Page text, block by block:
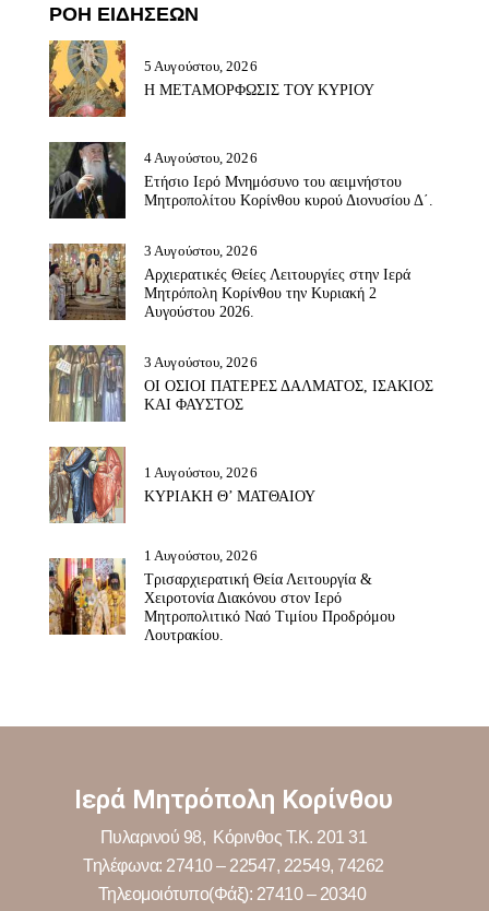
ΡΟΗ ΕΙΔΗΣΕΩΝ
5 Αυγούστου, 2026
Η ΜΕΤΑΜΟΡΦΩΣΙΣ ΤΟΥ ΚΥΡΙΟΥ
4 Αυγούστου, 2026
Ετήσιο Ιερό Μνημόσυνο του αειμνήστου
Μητροπολίτου Κορίνθου κυρού Διονυσίου Δ΄.
3 Αυγούστου, 2026
Αρχιερατικές Θείες Λειτουργίες στην Ιερά
Μητρόπολη Κορίνθου την Κυριακή 2
Αυγούστου 2026.
3 Αυγούστου, 2026
ΟΙ ΟΣΙΟΙ ΠΑΤΕΡΕΣ ΔΑΛΜΑΤΟΣ, ΙΣΑΚΙΟΣ
ΚΑΙ ΦΑΥΣΤΟΣ
1 Αυγούστου, 2026
ΚΥΡΙΑΚΗ Θ’ ΜΑΤΘΑΙΟΥ
1 Αυγούστου, 2026
Τρισαρχιερατική Θεία Λειτουργία &
Χειροτονία Διακόνου στον Ιερό
Μητροπολιτικό Ναό Τιμίου Προδρόμου
Λουτρακίου.
Ιερά Μητρόπολη Κορίνθου
Πυλαρινού 98, Κόρινθος Τ.Κ. 201 31
Τηλέφωνα: 27410 – 22547, 22549, 74262
Τηλεομοιότυπο(Φάξ): 27410 – 20340